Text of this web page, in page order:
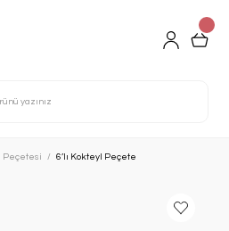
Peçetesi 6’lı Kokteyl Peçete